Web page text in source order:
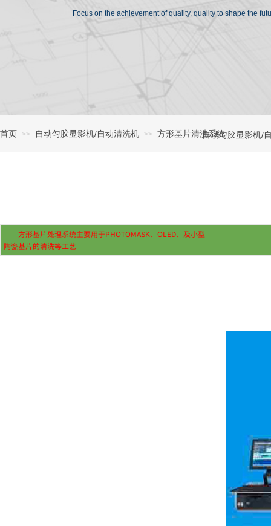
Focus on the achievement of quality, quality to shape the
首页 >> 自动匀胶显影机/自动清洗机 >> 方形基片清洗系统自动匀胶显影机/
方形基片处理系统主要用于PHOTOMASK、OLED、及小型
陶瓷基片的清洗等工艺